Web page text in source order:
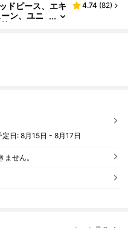
ドピース、エキ
ン、ユニ
ヘアアク
4.74 (82)
定日: 8月15日 - 8月17日
せん。